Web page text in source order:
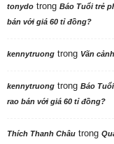
tonydo trong Báo Tuổi trẻ
bán với giá 60 tỉ đồng?
kennytruong trong Vãn
kennytruong trong Báo
rao bán với giá 60 tỉ đồng?
Thích Thanh Châu trong